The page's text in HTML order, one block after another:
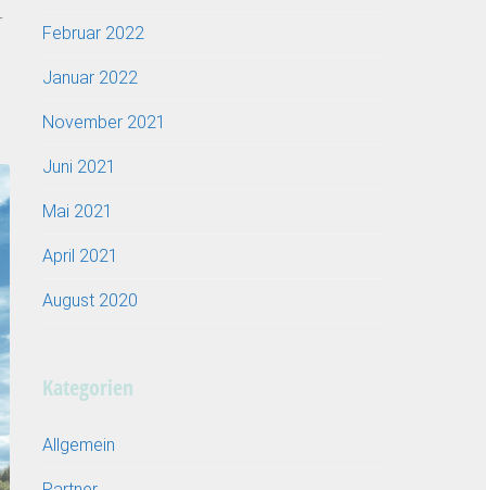
Februar 2022
Januar 2022
November 2021
Juni 2021
Mai 2021
April 2021
August 2020
Kategorien
Allgemein